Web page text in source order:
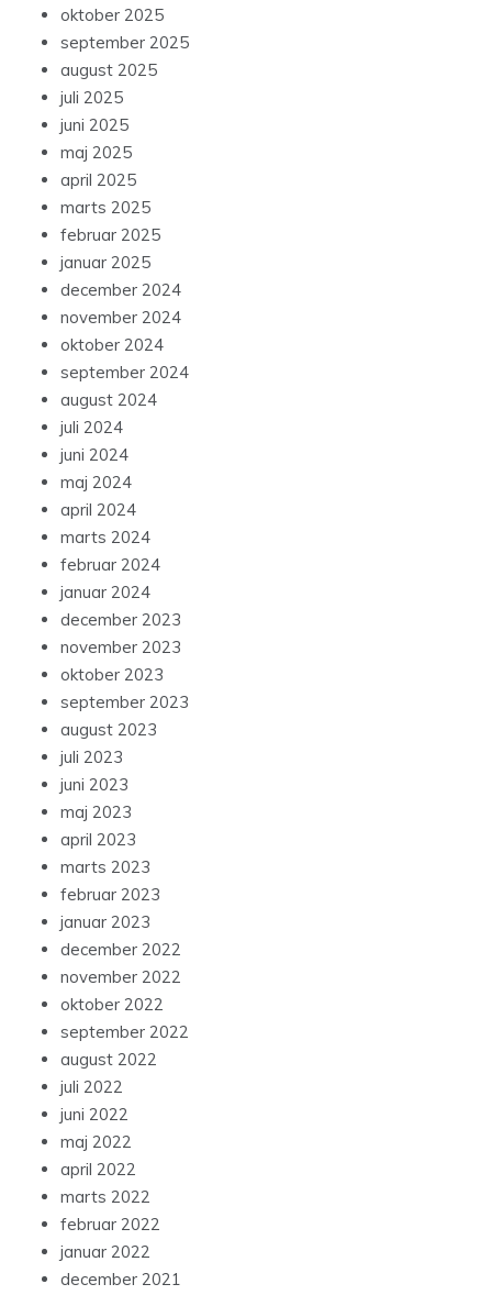
oktober 2025
september 2025
august 2025
juli 2025
juni 2025
maj 2025
april 2025
marts 2025
februar 2025
januar 2025
december 2024
november 2024
oktober 2024
september 2024
august 2024
juli 2024
juni 2024
maj 2024
april 2024
marts 2024
februar 2024
januar 2024
december 2023
november 2023
oktober 2023
september 2023
august 2023
juli 2023
juni 2023
maj 2023
april 2023
marts 2023
februar 2023
januar 2023
december 2022
november 2022
oktober 2022
september 2022
august 2022
juli 2022
juni 2022
maj 2022
april 2022
marts 2022
februar 2022
januar 2022
december 2021